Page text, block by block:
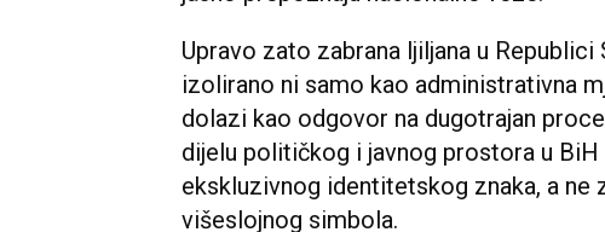
Upravo zato zabrana ljiljana u
izolirano ni samo kao administrativna
dolazi kao odgovor na dugotrajan
dijelu političkog i javnog prostora u
ekskluzivnog identitetskog znaka, a ne
višeslojnog simbola.